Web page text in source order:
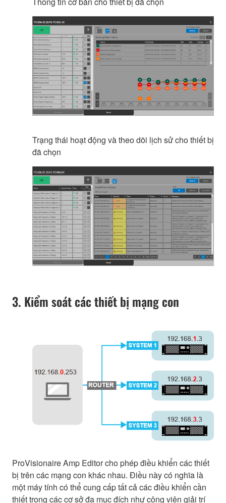
Trạng thái hoạt động và theo dõi lịch sử cho thiết bị
đã chọn
3. Kiểm soát các thiết bị mạng con
ProVisionaire Amp Editor cho phép điều khiển các thiết
bị trên các mạng con khác nhau. Điều này có nghĩa là
một máy tính có thể cung cấp tất cả các điều khiển cần
thiết trong các cơ sở đa mục đích như công viên giải trí